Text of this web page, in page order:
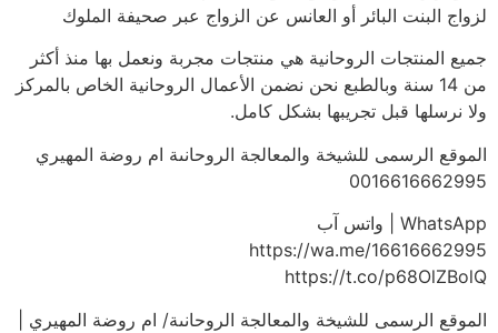
لزواج البنت البائر أو العانس عن الزواج عبر صحيفة الملوك
جميع المنتجات الروحانية هي منتجات مجربة ونعمل بها منذ أكثر
من 14 سنة وبالطبع نحن نضمن الأعمال الروحانية الخاص بالمركز
ولا نرسلها قبل تجريبها بشكل كامل.
الموقع الرسمى للشيخة والمعالجة الروحانىة ام روضة المهيري
0016616662995
WhatsApp | واتس آب
https://wa.me/16616662995
https://t.co/p68OlZBolQ
الموقع الرسمى للشيخة والمعالجة الروحانىة/ ام روضة المهيري |